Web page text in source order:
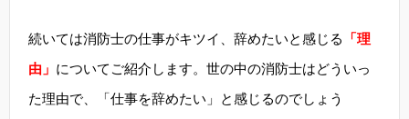
続いては消防士の仕事がキツイ、辞めたいと感じる
「理
由」 についてご紹介します。世の中の消防士はどういっ
た理由で、「仕事を辞めたい」と感じるのでしょう